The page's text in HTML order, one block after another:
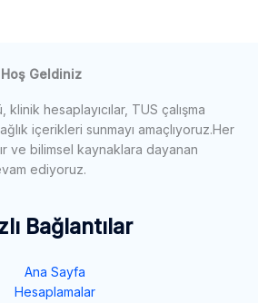
Geldiniz
hesaplayıcılar, TUS çalışma
içerikleri sunmayı amaçlıyoruz.Her
ve bilimsel kaynaklara dayanan
ediyoruz.
Bağlantılar
Ana Sayfa
Hesaplamalar